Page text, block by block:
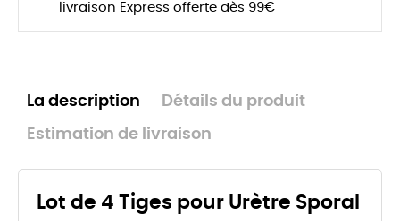
livraison Express offerte dès 99€
La description Détails du produit
Estimation de livraison
Lot de 4 Tiges pour Urètre Sporal